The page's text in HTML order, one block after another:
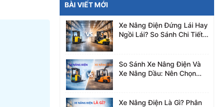
BÀI VIẾT MỚI
Xe Nâng Điện Đứng Lái Hay
Ngồi Lái? So Sánh Chi Tiết
So Sánh Xe Nâng Điện Và
Xe Nâng Dầu: Nên Chọn
Xe Nâng Điện Là Gì? Phân